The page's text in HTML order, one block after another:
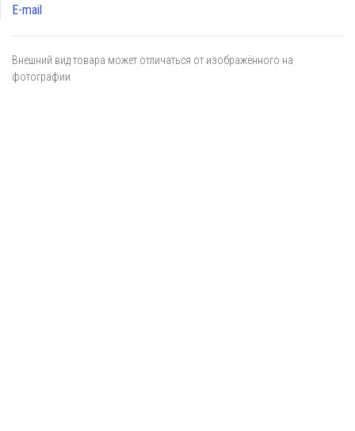
E-mail
Внешний вид товара может отличаться от изображённого на
фотографии